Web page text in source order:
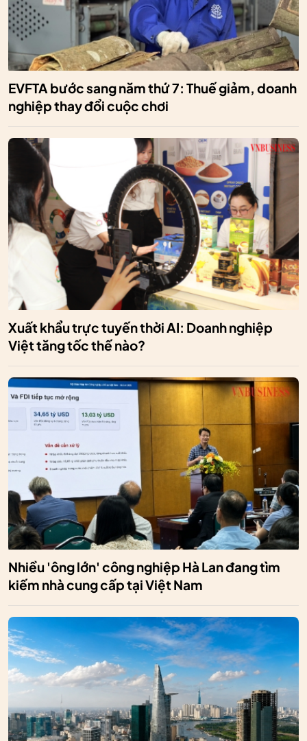
EVFTA bước sang năm thứ 7: Thuế giảm, doanh
nghiệp thay đổi cuộc chơi
Xuất khẩu trực tuyến thời AI: Doanh nghiệp
Việt tăng tốc thế nào?
Nhiều 'ông lớn' công nghiệp Hà Lan đang tìm
kiếm nhà cung cấp tại Việt Nam